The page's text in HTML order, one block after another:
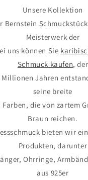
Unsere Kollektion
Bernstein
Meisterwerk der
uns können Sie
Schmuck kaufen, der
Millionen Jahren
seine breite
Farben, die von zartem
Braun reichen.
bieten wir
Produkten, darunter
Ohrringe,
aus 925er